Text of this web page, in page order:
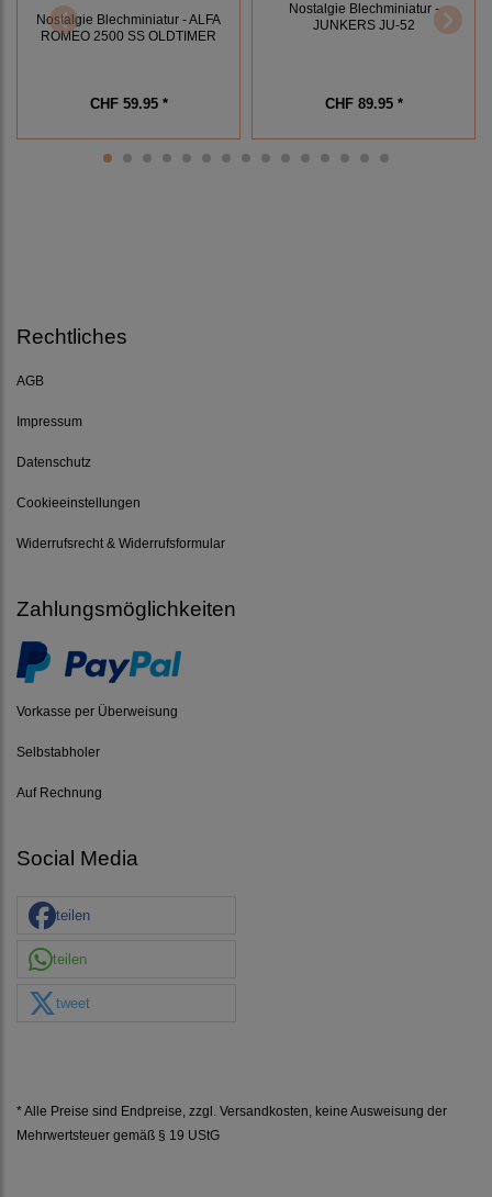
Nostalgie Blechminiatur - ALFA
ROMEO 2500 SS OLDTIMER
CHF 59.95 *
Nostalgie Blechminiatur -
JUNKERS JU-52
CHF 89.95 *
Rechtliches
AGB
Impressum
Datenschutz
Cookieeinstellungen
Widerrufsrecht & Widerrufsformular
Zahlungsmöglichkeiten
Vorkasse per Überweisung
Selbstabholer
Auf Rechnung
Social Media
teilen
teilen
tweet
* Alle Preise sind Endpreise, zzgl. Versandkosten , keine Ausweisung der
Mehrwertsteuer gemäß § 19 UStG